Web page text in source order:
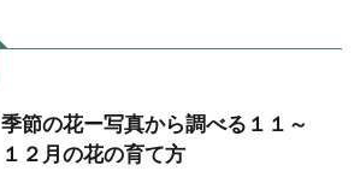
季節の花ー写真から調べる１１～
１２月の花の育て方